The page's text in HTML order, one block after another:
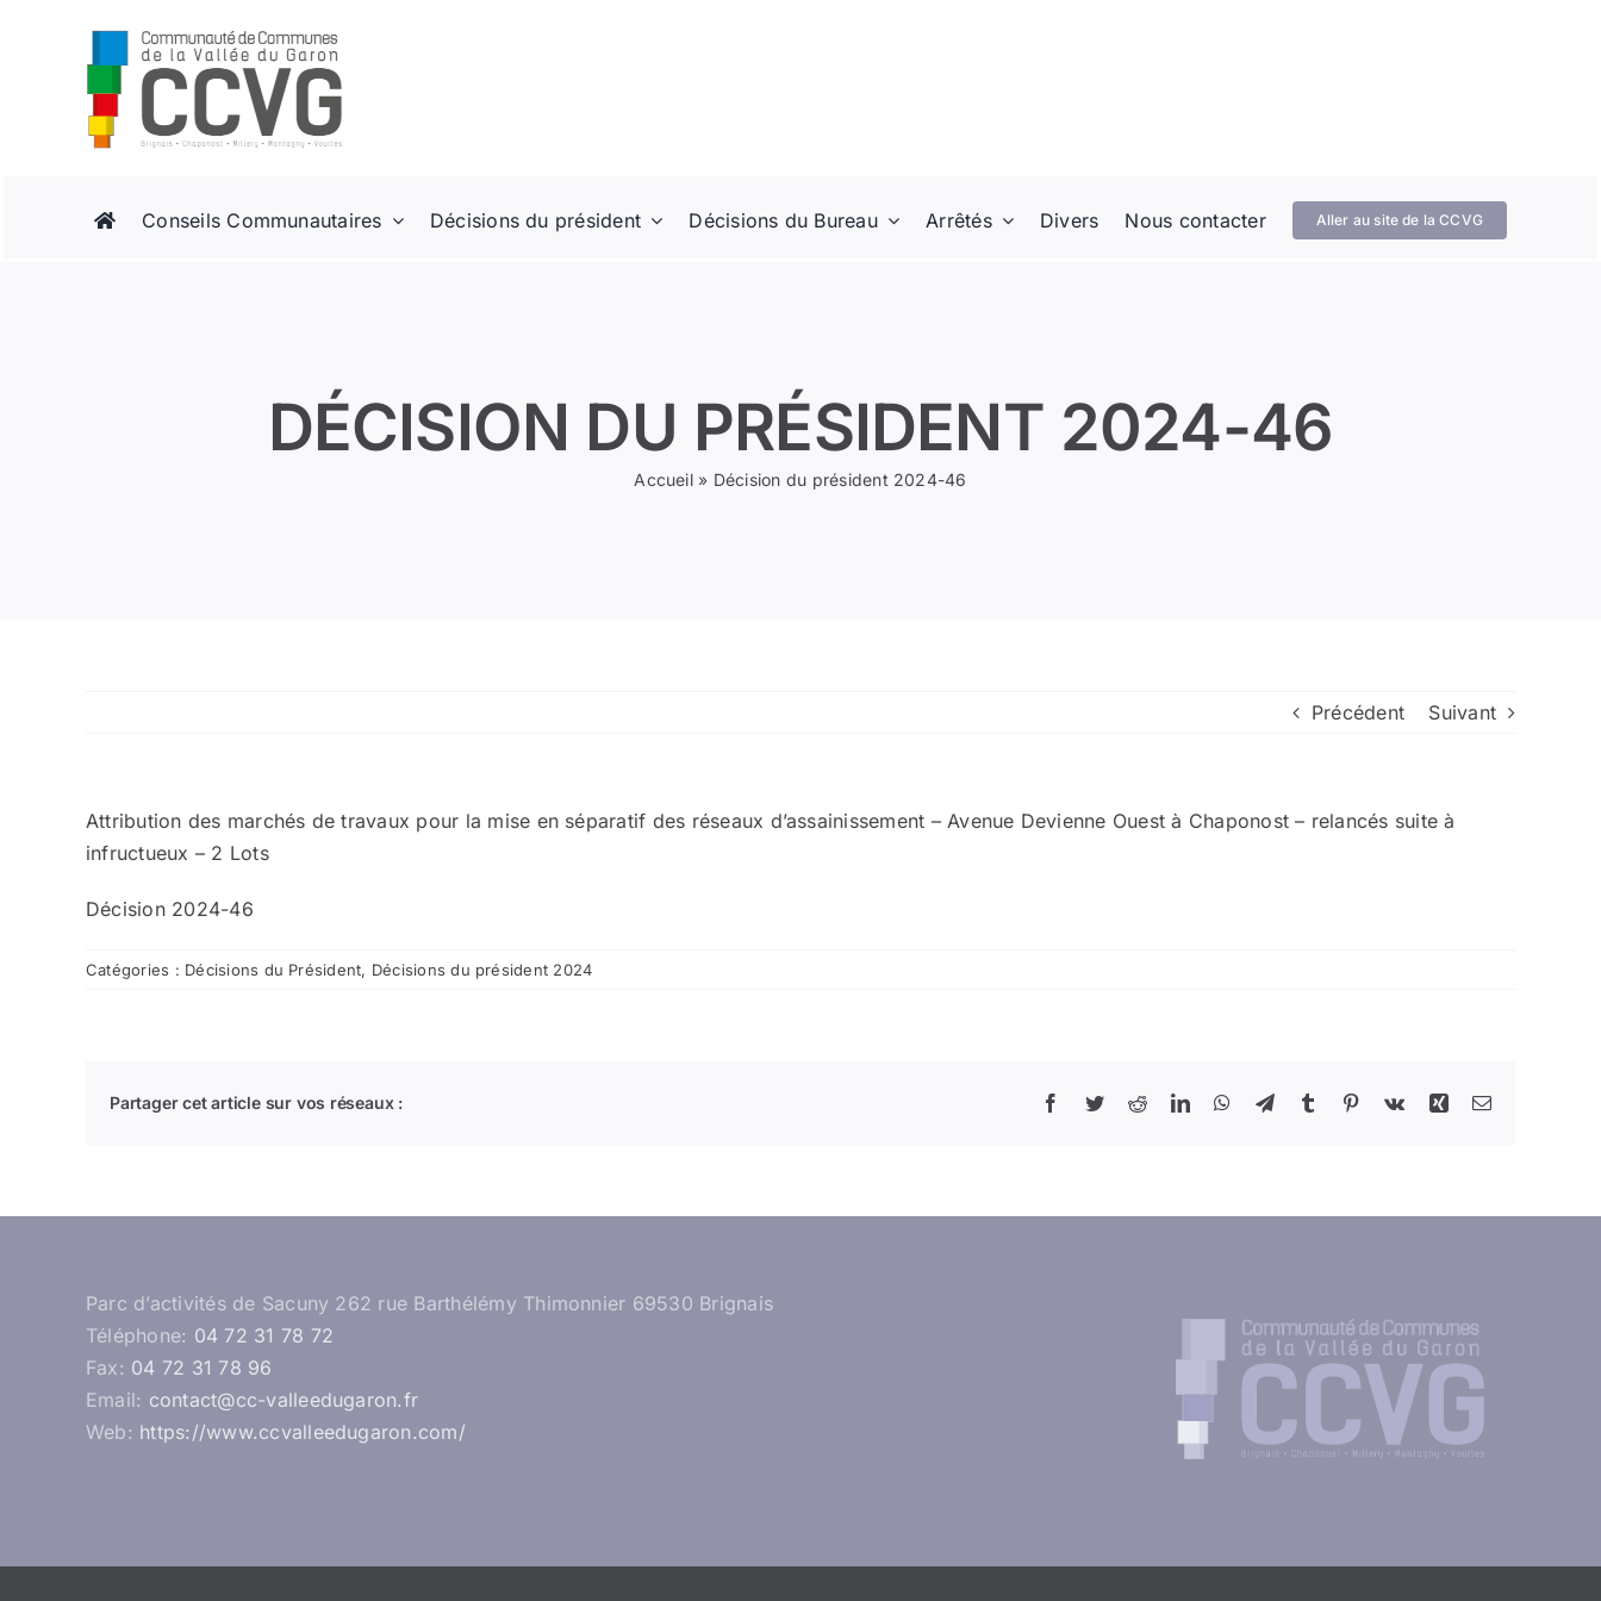
Conseils Communautaires Décisions du président Décisions du Bureau Arrêtés Divers Nous contacter Aller au site de la CCVG
DÉCISION DU PRÉSIDENT 2024-46
Accueil» Décision du président 2024-46
Précédent Suivant
Attribution des marchés de travaux pour la mise en séparatif des réseaux d’assainissement – Avenue Devienne Ouest à Chaponost – relancés suite à
infructueux – 2 Lots
Décision 2024-46
Catégories : Décisions du Président, Décisions du président 2024
Partager cet article sur vos réseaux : Facebook
TwitterRedditLinkedInWhatsApp
TelegramTumblr Pinterest
Vk Xing Email
Parc d’activités de Sacuny 262 rue Barthélémy Thimonnier 69530 Brignais
Téléphone: 04 72 31 78 72
Fax: 04 72 31 78 96
Email: contact@cc-valleedugaron.fr
Web: https://www.ccvalleedugaron.com/